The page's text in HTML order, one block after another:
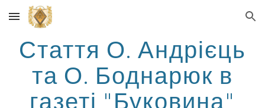
Skip to main content Skip to navigation
Стаття О. Андрієць
та О. Боднарюк в
газеті "Буковина"